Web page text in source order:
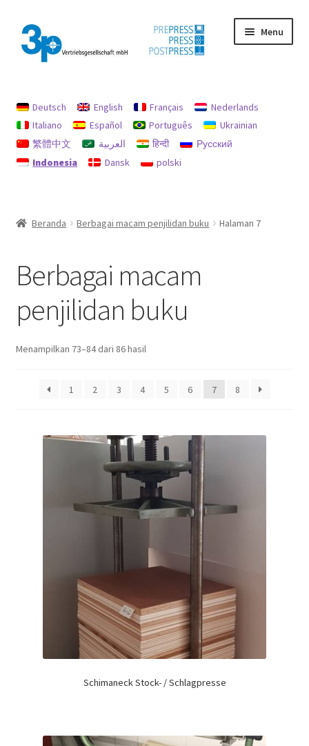
Skip
to
navigation
Skip
to
content
Menu
Akun saya
jejak
perlindungan data
Deutsch English Français
Nederlands
Italiano
Español Português
Ukrainian
繁體中文
العربية हिन्दी
Русский
Indonesia
Dansk polski
Beranda Berbagai macam penjilidan buku Halaman 7
Berbagai macam
penjilidan buku
Menampilkan 73–84 dari 86 hasil
1 2 3 4 5 6 7 8
Schimaneck Stock- / Schlagpresse